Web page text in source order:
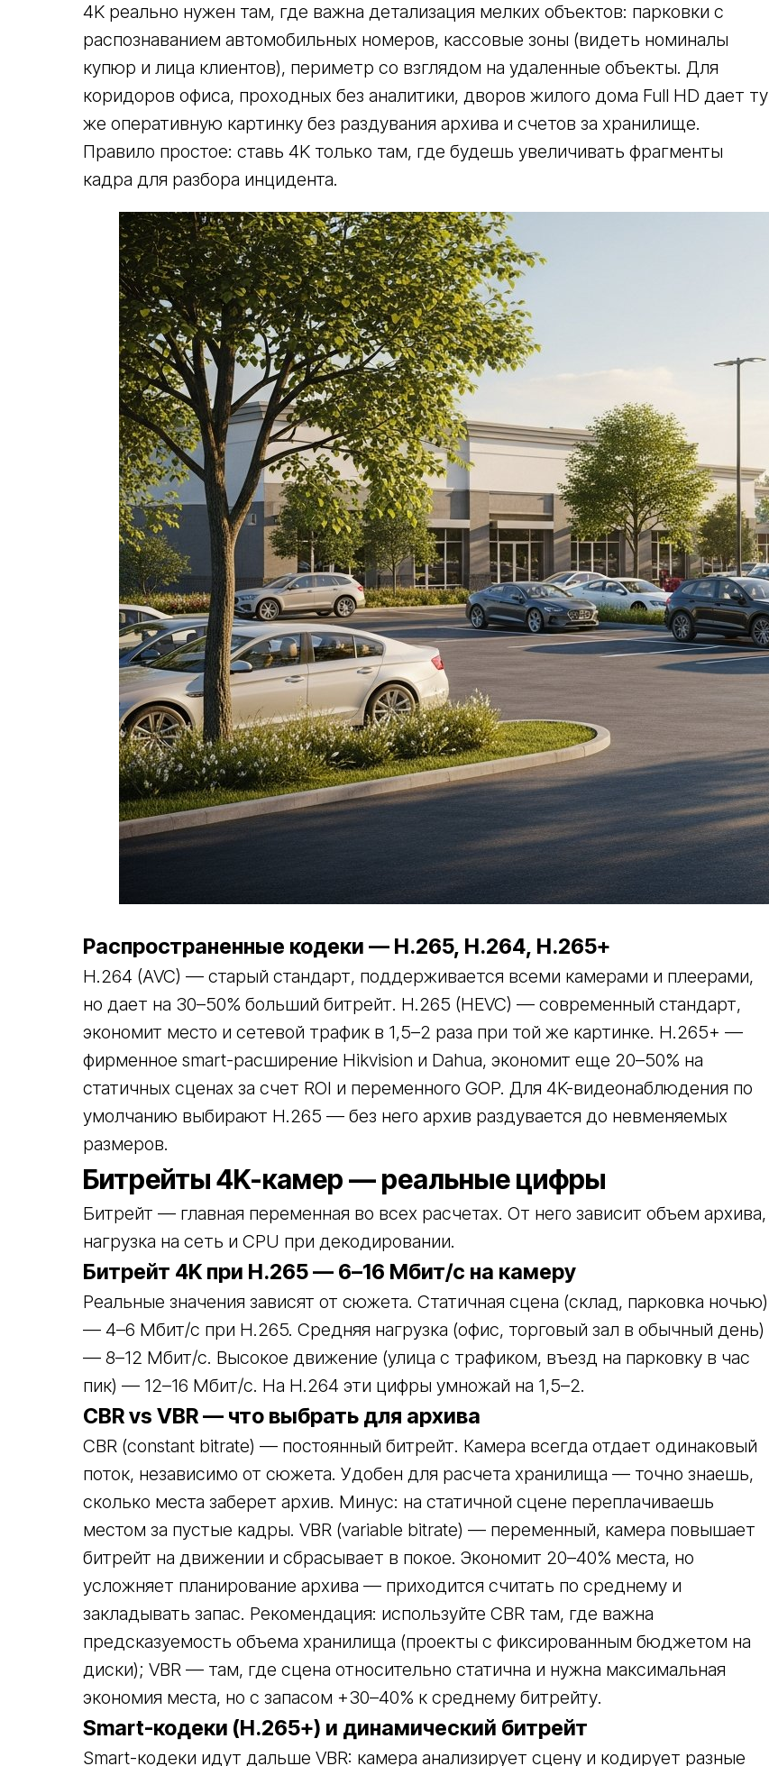
4K реально нужен там, где важна детализация мелких объектов: парковки с
распознаванием автомобильных номеров, кассовые зоны (видеть номиналы
купюр и лица клиентов), периметр со взглядом на удаленные объекты. Для
коридоров офиса, проходных без аналитики, дворов жилого дома Full HD дает ту
же оперативную картинку без раздувания архива и счетов за хранилище.
Правило простое: ставь 4K только там, где будешь увеличивать фрагменты
кадра для разбора инцидента.
Распространенные кодеки — H.265, H.264, H.265+
H.264 (AVC) — старый стандарт, поддерживается всеми камерами и плеерами,
но дает на 30–50% больший битрейт. H.265 (HEVC) — современный стандарт,
экономит место и сетевой трафик в 1,5–2 раза при той же картинке. H.265+ —
фирменное smart-расширение Hikvision и Dahua, экономит еще 20–50% на
статичных сценах за счет ROI и переменного GOP. Для 4K-видеонаблюдения по
умолчанию выбирают H.265 — без него архив раздувается до невменяемых
размеров.
Битрейты 4K-камер — реальные цифры
Битрейт — главная переменная во всех расчетах. От него зависит объем архива,
нагрузка на сеть и CPU при декодировании.
Битрейт 4K при H.265 — 6–16 Мбит/с на камеру
Реальные значения зависят от сюжета. Статичная сцена (склад, парковка ночью)
— 4–6 Мбит/с при H.265. Средняя нагрузка (офис, торговый зал в обычный день)
— 8–12 Мбит/с. Высокое движение (улица с трафиком, въезд на парковку в час
пик) — 12–16 Мбит/с. На H.264 эти цифры умножай на 1,5–2.
CBR vs VBR — что выбрать для архива
CBR (constant bitrate) — постоянный битрейт. Камера всегда отдает одинаковый
поток, независимо от сюжета. Удобен для расчета хранилища — точно знаешь,
сколько места заберет архив. Минус: на статичной сцене переплачиваешь
местом за пустые кадры. VBR (variable bitrate) — переменный, камера повышает
битрейт на движении и сбрасывает в покое. Экономит 20–40% места, но
усложняет планирование архива — приходится считать по среднему и
закладывать запас. Рекомендация: используйте CBR там, где важна
предсказуемость объема хранилища (проекты с фиксированным бюджетом на
диски); VBR — там, где сцена относительно статична и нужна максимальная
экономия места, но с запасом +30–40% к среднему битрейту.
Smart-кодеки (H.265+) и динамический битрейт
Smart-кодеки идут дальше VBR: камера анализирует сцену и кодирует разные